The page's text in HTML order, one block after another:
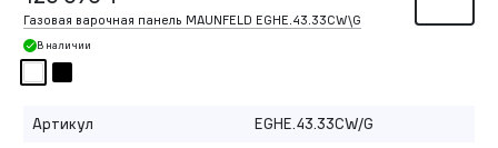
Газовая варочная панель MAUNFELD EGHE.43.33CW\G
В наличии
Артикул
EGHE.43.33CW/G